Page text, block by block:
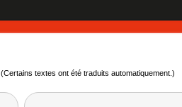
(Certains textes ont été traduits automatiquement.)